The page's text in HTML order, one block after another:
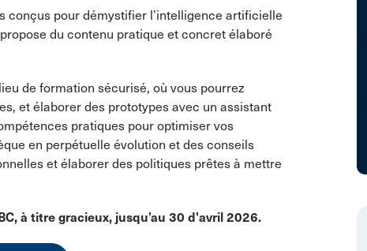
conçus pour démystifier l’intelligence artificielle
du contenu pratique et concret élaboré
de formation sécurisé, où vous pourrez
et élaborer des prototypes avec un assistant
pratiques pour optimiser vos
en perpétuelle évolution et des conseils
et élaborer des politiques prêtes à mettre
à titre gracieux, jusqu’au 30 d'avril 2026.